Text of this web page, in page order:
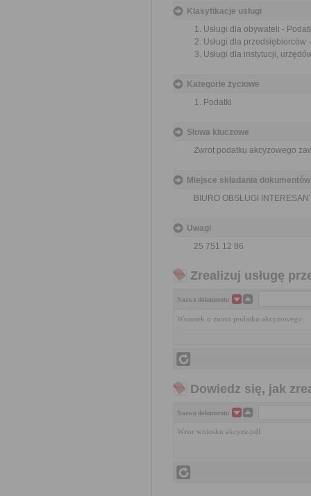
Klasyfikacje usługi
Usługi dla obywateli -
Usługi dla przedsiębiorców
Usługi dla instytucji,
Kategorie życiowe
Podatki
Słowa kluczowe
Zwrot podatku akcyzowego
Miejsce składania dokumentów
BIURO OBSŁUGI
Uwagi
25 751 12 86
Zrealizuj usługę
Nazwa dokumentu
Wniosek o zwrot podatku akcyzowego
Dowiedz się, jak
Nazwa dokumentu
Wzor wniosku akcyza.pdf